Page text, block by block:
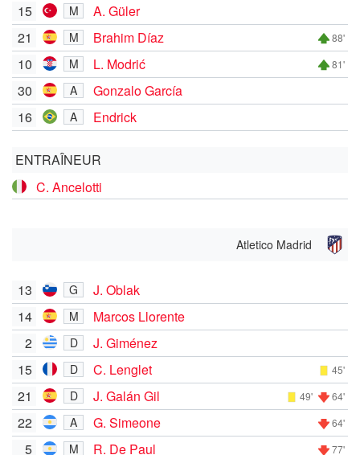
15 M
A. Güler
21
M Brahim Díaz 88'
10 M L. Modrić 81'
30 A
Gonzalo García
16
A Endrick
ENTRAÎNEUR
C. Ancelotti
Atletico Madrid
13 G
J. Oblak
14
M
Marcos Llorente
2
D
J. Giménez
15
D C. Lenglet 45'
21 D J. Galán Gil 49' 64'
22 A G. Simeone 64'
5 M R. De Paul 77'